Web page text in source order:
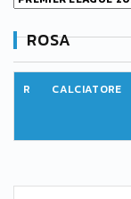
ROSA
R CALCIATORE